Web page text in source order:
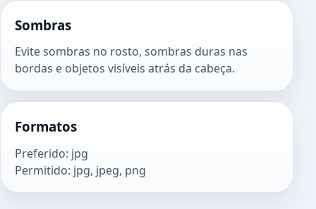
Sombras
Evite sombras no rosto, sombras duras nas
bordas e objetos visíveis atrás da cabeça.
Formatos
Preferido: jpg
Permitido: jpg, jpeg, png